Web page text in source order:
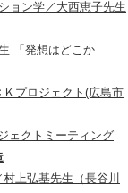
ョン学／大西恵子先生
「発想はどこか
プロジェクト(広島市
ェクトミーティング
上弘基先生（長谷川